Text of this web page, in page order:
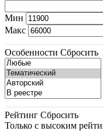
Мин
Макс
Особенности Сбросить
Рейтинг Сбросить
Только с высоким